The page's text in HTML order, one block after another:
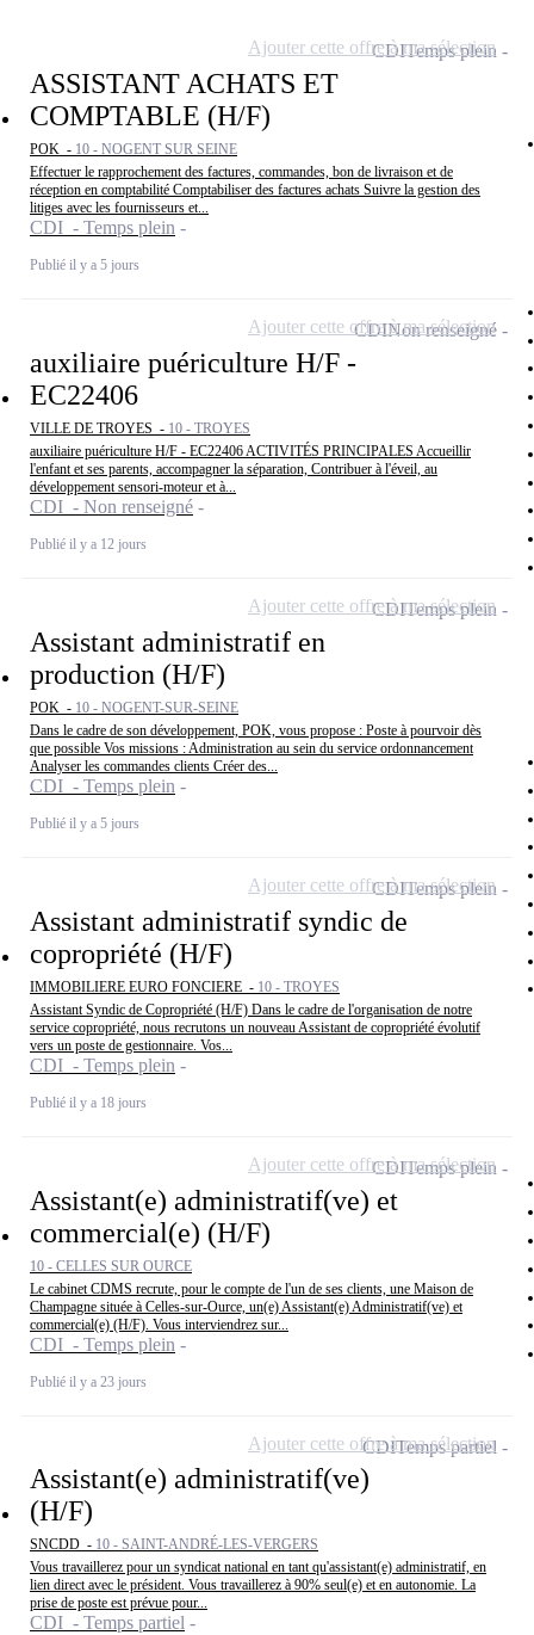
ASSISTANT ACHATS ET
COMPTABLE (H/F)
POK - 10 - NOGENT SUR SEINE
Effectuer le rapprochement des factures, commandes, bon de livraison et de
réception en comptabilité Comptabiliser des factures achats Suivre la gestion des
litiges avec les fournisseurs et...
CDI - Temps plein
Publié il y a 5 jours
CDITemps plein
Ajouter cette offre à ma sélection
auxiliaire puériculture H/F -
EC22406
VILLE DE TROYES - 10 - TROYES
auxiliaire puériculture H/F - EC22406 ACTIVITÉS PRINCIPALES Accueillir
l'enfant et ses parents, accompagner la séparation, Contribuer à l'éveil, au
développement sensori-moteur et à...
CDI - Non renseigné
Publié il y a 12 jours
CDINon renseigné
Ajouter cette offre à ma sélection
Assistant administratif en
production (H/F)
POK - 10 - NOGENT-SUR-SEINE
Dans le cadre de son développement, POK, vous propose : Poste à pourvoir dès
que possible Vos missions : Administration au sein du service ordonnancement
Analyser les commandes clients Créer des...
CDI - Temps plein
Publié il y a 5 jours
CDITemps plein
Ajouter cette offre à ma sélection
Assistant administratif syndic de
copropriété (H/F)
IMMOBILIERE EURO FONCIERE - 10 - TROYES
Assistant Syndic de Copropriété (H/F) Dans le cadre de l'organisation de notre
service copropriété, nous recrutons un nouveau Assistant de copropriété évolutif
vers un poste de gestionnaire. Vos...
CDI - Temps plein
Publié il y a 18 jours
CDITemps plein
Ajouter cette offre à ma sélection
Assistant(e) administratif(ve) et
commercial(e) (H/F)
10 - CELLES SUR OURCE
Le cabinet CDMS recrute, pour le compte de l'un de ses clients, une Maison de
Champagne située à Celles-sur-Ource, un(e) Assistant(e) Administratif(ve) et
commercial(e) (H/F). Vous interviendrez sur...
CDI - Temps plein
Publié il y a 23 jours
CDITemps plein
Ajouter cette offre à ma sélection
Assistant(e) administratif(ve)
(H/F)
SNCDD - 10 - SAINT-ANDRÉ-LES-VERGERS
Vous travaillerez pour un syndicat national en tant qu'assistant(e) administratif, en
lien direct avec le président. Vous travaillerez à 90% seul(e) et en autonomie. La
prise de poste est prévue pour...
CDI - Temps partiel
CDITemps partiel
Ajouter cette offre à ma sélection